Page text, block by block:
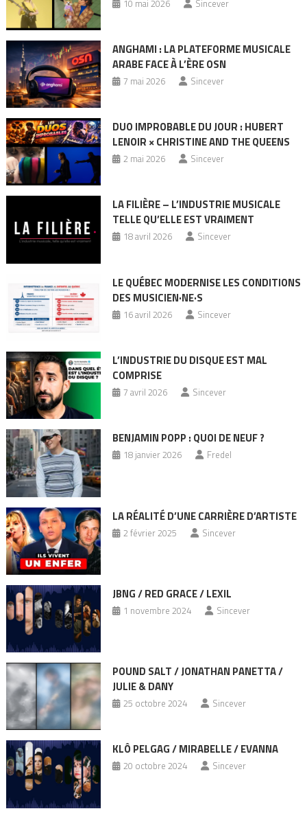
10 mai 2026 Sincever
ANGHAMI : LA PLATEFORME MUSICALE
ARABE FACE À L’ÈRE OSN
7 mai 2026 Sincever
DUO IMPROBABLE DU JOUR : HUBERT
LENOIR × CHRISTINE AND THE QUEENS
2 mai 2026 Sincever
LA FILIÈRE – L’INDUSTRIE MUSICALE
TELLE QU’ELLE EST VRAIMENT
18 avril 2026 Sincever
LE QUÉBEC MODERNISE LES CONDITIONS
DES MUSICIEN·NE·S
16 avril 2026 Sincever
L’INDUSTRIE DU DISQUE EST MAL
COMPRISE
7 avril 2026 Sincever
BENJAMIN POPP : QUOI DE NEUF ?
18 janvier 2026 Fredel
LA RÉALITÉ D’UNE CARRIÈRE D’ARTISTE
2 février 2025 Sincever
JBNG / RED GRACE / LEXIL
1 novembre 2024 Sincever
POUND SALT / JONATHAN PANETTA /
JULIE & DANY
25 octobre 2024 Sincever
KLÔ PELGAG / MIRABELLE / EVANNA
20 octobre 2024 Sincever